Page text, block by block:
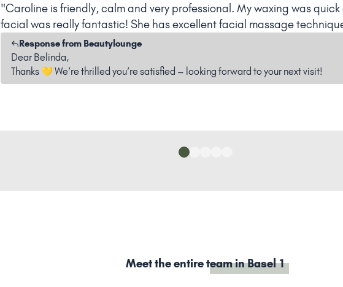
"Caroline is friendly, calm and very professional. My waxing was
facial was really fantastic! She has excellent facial massage
Response from Beautylounge
Dear Belinda,
Thanks 💛 We’re thrilled you’re satisfied – looking forward to your next visit!
Meet the entireteam in Basel 1